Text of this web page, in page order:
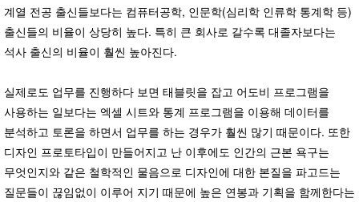
계열 전공 출신들보다는 컴퓨터공학, 인문학(심리학 인류학 통계학 등)
출신들의 비율이 상당히 높다. 특히 큰 회사로 갈수록 대졸자보다는
석사 출신의 비율이 훨씬 높아진다.
실제로도 업무를 진행하다 보면 태블릿을 잡고 어도비 프로그램을
사용하는 일보다는 엑셀 시트와 통계 프로그램을 이용해 데이터를
분석하고 토론을 하면서 업무를 하는 경우가 훨씬 많기 때문이다. 또한
디자인 프로토타입이 만들어지고 난 이후에도 인간의 근본 욕구는
무엇인지와 같은 철학적인 물음으로 디자인에 대한 본질을 파고드는
질문들이 끊임없이 이루어 지기 때문에 높은 연봉과 기획을 함께한다는